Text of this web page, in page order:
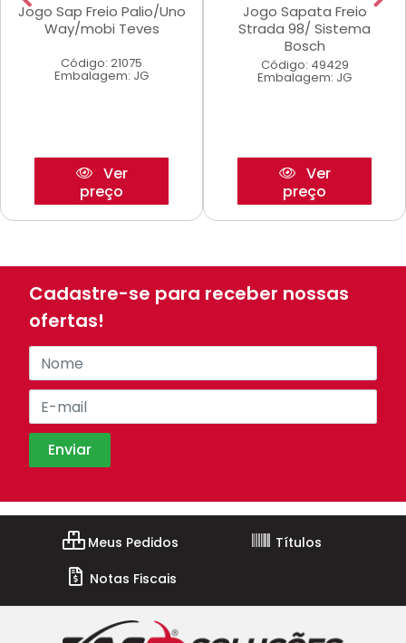
Jogo Sap Freio Palio/Uno
Way/mobi Teves
Código: 21075
Embalagem: JG
Ver
preço
Jogo Sapata Freio
Strada 98/ Sistema
Bosch
Código: 49429
Embalagem: JG
Ver
preço
Cadastre-se para receber nossas
ofertas!
Meus Pedidos
Títulos
Notas Fiscais